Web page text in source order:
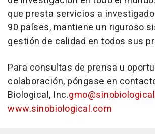
que presta servicios a
90 países, mantiene un riguroso
gestión de calidad en todos sus
Para consultas de prensa u
colaboración, póngase en
Biological, Inc.
www.sinobiological.com